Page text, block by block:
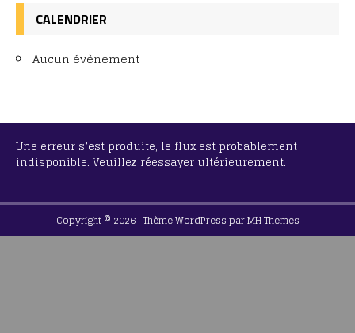
CALENDRIER
Aucun évènement
Une erreur s’est produite, le flux est probablement
indisponible. Veuillez réessayer ultérieurement.
Copyright © 2026 | Thème WordPress parMH Themes